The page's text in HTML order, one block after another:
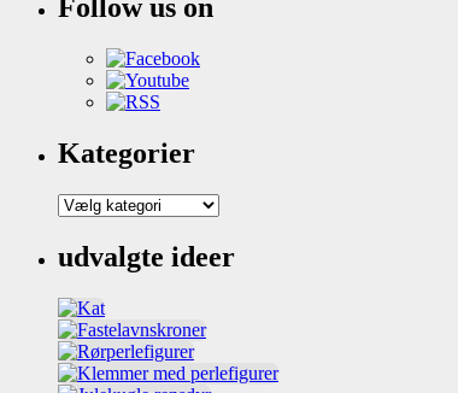
Follow us on
Kategorier
Kategorier
udvalgte ideer